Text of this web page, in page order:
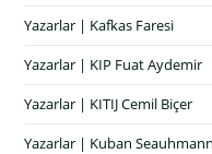
Yazarlar | Kafkas Faresi
Yazarlar | KIP Fuat Aydemir
Yazarlar | KITIJ Cemil Biçer
Yazarlar | Kuban Seauhmann